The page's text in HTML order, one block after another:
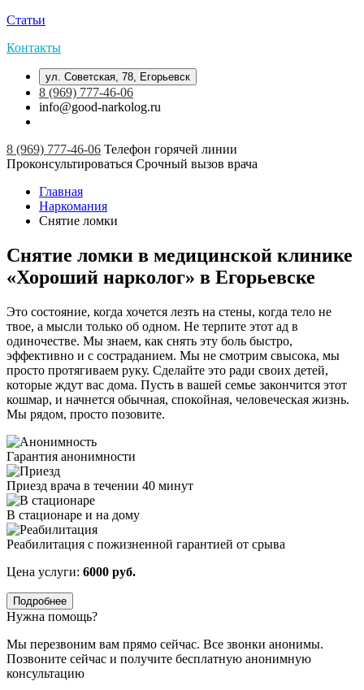
Статьи
Контакты
ул. Советская, 78, Егорьевск
8 (969) 777-46-06
info@good-narkolog.ru
8 (969) 777-46-06 Телефон горячей линии
Проконсультироваться Срочный вызов врача
Главная
Наркомания
Снятие ломки
Снятие ломки в медицинской клинике
«Хороший нарколог» в Егорьевске
Это состояние, когда хочется лезть на стены, когда тело не
твое, а мысли только об одном. Не терпите этот ад в
одиночестве. Мы знаем, как снять эту боль быстро,
эффективно и с состраданием. Мы не смотрим свысока, мы
просто протягиваем руку. Сделайте это ради своих детей,
которые ждут вас дома. Пусть в вашей семье закончится этот
кошмар, и начнется обычная, спокойная, человеческая жизнь.
Мы рядом, просто позовите.
Гарантия анонимности
Приезд врача в течении 40 минут
В стационаре и на дому
Реабилитация с пожизненной гарантией от срыва
Цена услуги: 6000 руб.
Подробнее
Нужна помощь?
Мы перезвоним вам прямо сейчас. Все звонки анонимы.
Позвоните сейчас и получите бесплатную анонимную
консультацию